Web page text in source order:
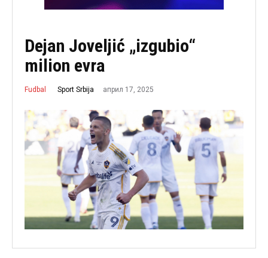
Dejan Joveljić „izgubio“
milion evra
Fudbal Sport Srbija април 17, 2025